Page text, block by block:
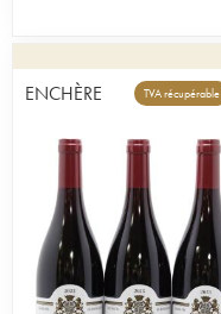
ENCHÈRE TVA récupérable